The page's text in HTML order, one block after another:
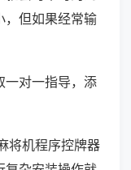
，但如果经常输
一对一指导，添
将机程序控牌器